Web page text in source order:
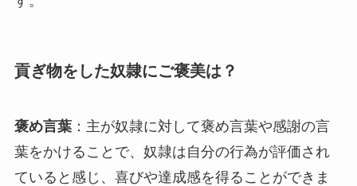
貢ぎ物をした奴隷にご褒美は？
褒め言葉：主が奴隷に対して褒め言葉や感謝の言
葉をかけることで、奴隷は自分の行為が評価され
ていると感じ、喜びや達成感を得ることができま